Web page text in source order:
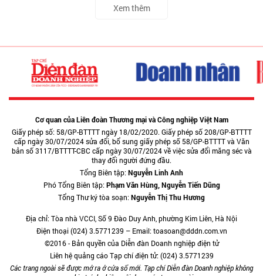
Xem thêm
Cơ quan của Liên đoàn Thương mại và Công nghiệp Việt Nam
Giấy phép số: 58/GP-BTTTT ngày 18/02/2020. Giấy phép số 208/GP-BTTTT
cấp ngày 30/07/2024 sửa đổi, bổ sung giấy phép số 58/GP-BTTTT và Văn
bản số 3117/BTTTT-CBC cấp ngày 30/07/2024 về việc sửa đổi măng séc và
thay đổi người đứng đầu.
Tổng Biên tập:Nguyễn Linh Anh
Phó Tổng Biên tập:Phạm Văn Hùng, Nguyễn Tiến Dũng
Tổng Thư ký tòa soạn:Nguyễn Thị Thu Hương
Địa chỉ: Tòa nhà VCCI, Số 9 Đào Duy Anh, phường Kim Liên, Hà Nội
Điện thoại (024) 3.5771239 – Email: toasoan@dddn.com.vn
©2016 - Bản quyền của Diễn đàn Doanh nghiệp điện tử
Liên hệ quảng cáo Tạp chí điện tử: (024) 3.5771239
Các trang ngoài sẽ được mở ra ở cửa sổ mới. Tạp chí Diễn đàn Doanh nghiệp không